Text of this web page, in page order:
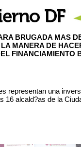
BRUGADA MAS
MANERA DE
FINANCIAMIENTO
representan una
16 alcald?as de la